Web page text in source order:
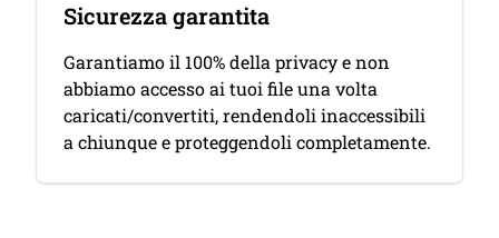
Sicurezza garantita
Garantiamo il 100% della privacy e non
abbiamo accesso ai tuoi file una volta
caricati/convertiti, rendendoli inaccessibili
a chiunque e proteggendoli completamente.